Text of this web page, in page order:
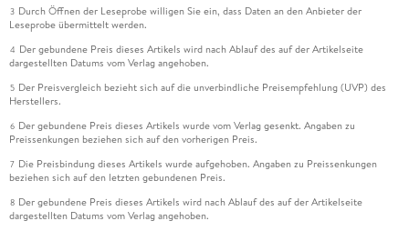
3 Durch Öffnen der Leseprobe willigen Sie ein, dass Daten an den Anbieter der
Leseprobe übermittelt werden.
4 Der gebundene Preis dieses Artikels wird nach Ablauf des auf der Artikelseite
dargestellten Datums vom Verlag angehoben.
5 Der Preisvergleich bezieht sich auf die unverbindliche Preisempfehlung (UVP) des
Herstellers.
6 Der gebundene Preis dieses Artikels wurde vom Verlag gesenkt. Angaben zu
Preissenkungen beziehen sich auf den vorherigen Preis.
7 Die Preisbindung dieses Artikels wurde aufgehoben. Angaben zu Preissenkungen
beziehen sich auf den letzten gebundenen Preis.
8 Der gebundene Preis dieses Artikels wird nach Ablauf des auf der Artikelseite
dargestellten Datums vom Verlag angehoben.